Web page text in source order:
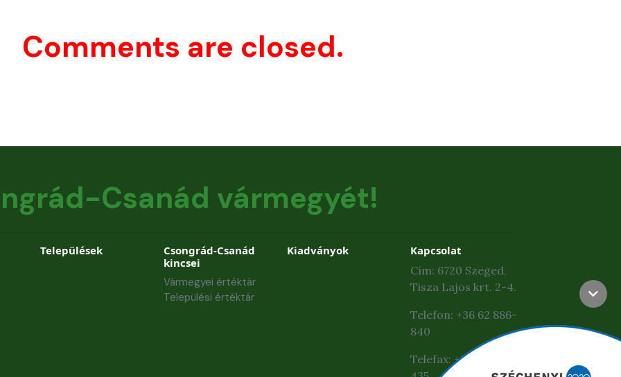
Comments are closed.
Csanád vármegyét!
Települések
Csongrád-Csanád
kincsei
Vármegyei értéktár
Települési értéktár
Kiadványok
Kapcsolat
Cím: 6720 Szeged,
Tisza Lajos krt. 2-4.
Telefon: +36 62 886-
840
Telefax: +36 62 425-